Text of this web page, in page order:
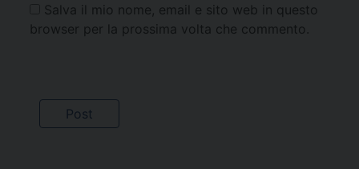
Salva il mio nome, email e sito web in questo
browser per la prossima volta che commento.